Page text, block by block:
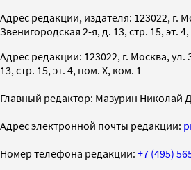
Адрес редакции, издателя: 123022, г.
Звенигородская 2-я, д. 13, стр. 15, эт.
Адрес редакции: 123022, г. Москва, ул.
13, стр. 15, эт. 4, пом. X, ком. 1
Главный редактор: Мазурин Николай
Адрес электронной почты редакции:
Номер телефона редакции: +7 (495)